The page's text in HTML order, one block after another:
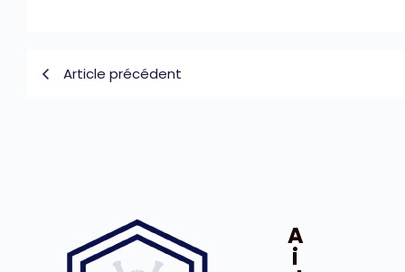
Article précédent
A
i